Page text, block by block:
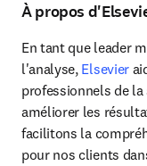
À propos
En tant que leader
l'analyse, Elsevier
professionnels de la
améliorer les
facilitons la
pour nos clients